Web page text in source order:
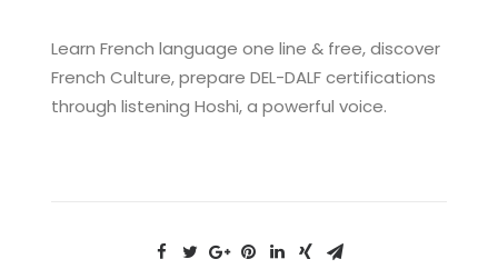
Learn French language one line & free, discover
French Culture, prepare DEL-DALF certifications
through listening Hoshi, a powerful voice.